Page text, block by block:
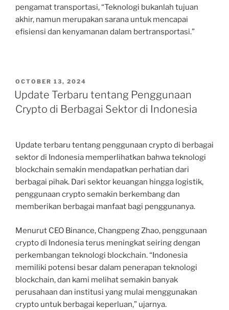
pengamat transportasi, “Teknologi bukanlah tujuan
akhir, namun merupakan sarana untuk mencapai
efisiensi dan kenyamanan dalam bertransportasi.”
POSTED
ON
OCTOBER 13, 2024
Update Terbaru tentang Penggunaan
Crypto di Berbagai Sektor di Indonesia
Update terbaru tentang penggunaan crypto di berbagai
sektor di Indonesia memperlihatkan bahwa teknologi
blockchain semakin mendapatkan perhatian dari
berbagai pihak. Dari sektor keuangan hingga logistik,
penggunaan crypto semakin berkembang dan
memberikan berbagai manfaat bagi penggunanya.
Menurut CEO Binance, Changpeng Zhao, penggunaan
crypto di Indonesia terus meningkat seiring dengan
perkembangan teknologi blockchain. “Indonesia
memiliki potensi besar dalam penerapan teknologi
blockchain, dan kami melihat semakin banyak
perusahaan dan institusi yang mulai menggunakan
crypto untuk berbagai keperluan,” ujarnya.